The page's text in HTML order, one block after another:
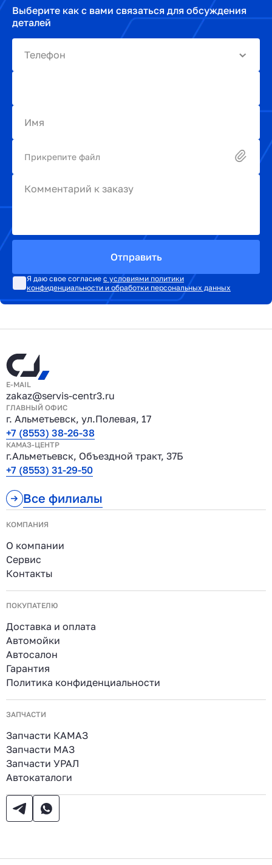
Выберите как с вами связаться для обсуждения
деталей
Телефон
Имя
Прикрепите файл
Комментарий к заказу
Отправить
Я даю свое согласие с условиями политики
конфиденциальности и обработки персональных данных
E-MAIL
zakaz@servis-centr3.ru
ГЛАВНЫЙ ОФИС
г. Альметьевск, ул.Полевая, 17
+7 (8553) 38-26-38
КАМАЗ-ЦЕНТР
г.Альметьевск, Объездной тракт, 37Б
+7 (8553) 31-29-50
Все филиалы
КОМПАНИЯ
О компании
Сервис
Контакты
ПОКУПАТЕЛЮ
Доставка и оплата
Автомойки
Автосалон
Гарантия
Политика конфиденциальности
ЗАПЧАСТИ
Запчасти КАМАЗ
Запчасти МАЗ
Запчасти УРАЛ
Автокаталоги